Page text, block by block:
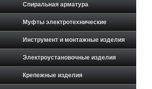
Спиральная арматура
Муфты электротехнические
Инструмент и монтажные изделия
Электроустановочные изделия
Крепежные изделия